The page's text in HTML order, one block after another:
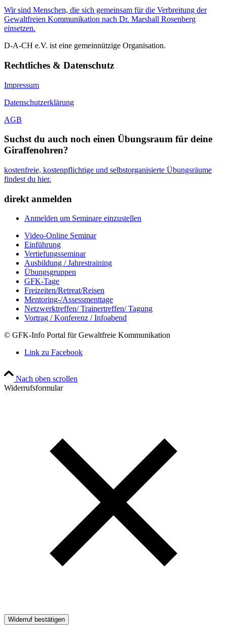
Wir sind Menschen, die sich gemeinsam für die Verbreitung der
Gewaltfreien Kommunikation nach Dr. Marshall Rosenberg
einsetzen.
D-A-CH e.V. ist eine gemeinnützige Organisation.
Rechtliches & Datenschutz
Impressum
Datenschutzerklärung
AGB
Suchst du auch noch einen Übungsraum für deine
Giraffenohren?
kostenfreie, kostenpflichtige und selbstorganisierte Übungsräume
findest du hier.
direkt anmelden
Anmelden um Seminare einzustellen
Video-Online Seminar
Einführung
Vertiefungsseminar
Ausbildung / Jahrestraining
Übungsgruppen
GFK-Tage
Freizeiten/Retreat/Reisen
Mentoring-/Assessmenttage
Netzwerktreffen/ Trainertreffen/ Tagung
Vortrag / Konferenz / Infoabend
© GFK-Info Portal für Gewaltfreie Kommunikation
Link zu Facebook
Nach oben scrollen
Widerrufsformular
Widerruf bestätigen